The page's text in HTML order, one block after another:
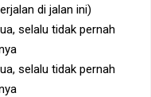
di jalan ini)
selalu tidak pernah
selalu tidak pernah